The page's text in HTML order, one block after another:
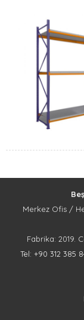
Merkez Ofis /
Fabrika: 2019.
Tel: +90 312 385